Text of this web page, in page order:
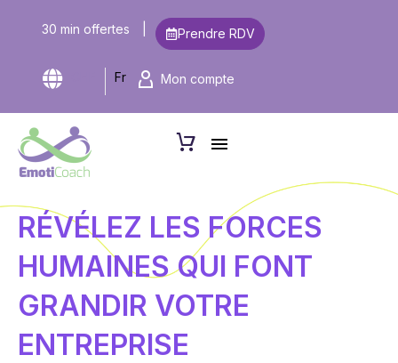
30 min offertes Prendre RDV
Fr Mon compte
RÉVÉLEZ LES FORCES
HUMAINES QUI FONT
GRANDIR VOTRE
ENTREPRISE